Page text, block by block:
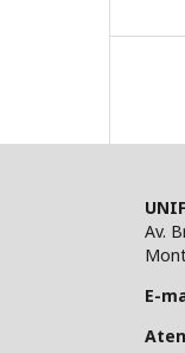
Av.
E-